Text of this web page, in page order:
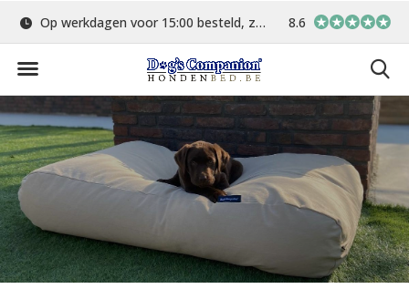
Op werkdagen voor 15:00 besteld, zelfde dag verstuurd Gratis verzending
8.6